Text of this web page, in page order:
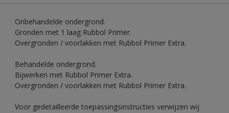
Onbehandelde ondergrond.
Gronden met 1 laag Rubbol Primer.
Overgronden / voorlakken met Rubbol Primer Extra.
Behandelde ondergrond.
Bijwerken met Rubbol Primer Extra.
Overgronden / voorlakken met Rubbol Primer Extra.
Voor gedetailleerde toepassingsinstructies verwijzen wij